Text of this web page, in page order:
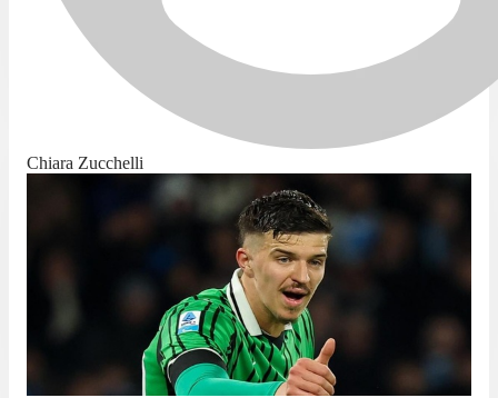
Chiara Zucchelli